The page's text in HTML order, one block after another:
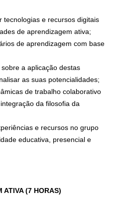
tecnologias e recursos digitais
de aprendizagem ativa;
de aprendizagem com base
a aplicação destas
as suas potencialidades;
de trabalho colaborativo
da filosofia da
e recursos no grupo
educativa, presencial e
ATIVA (7 HORAS)